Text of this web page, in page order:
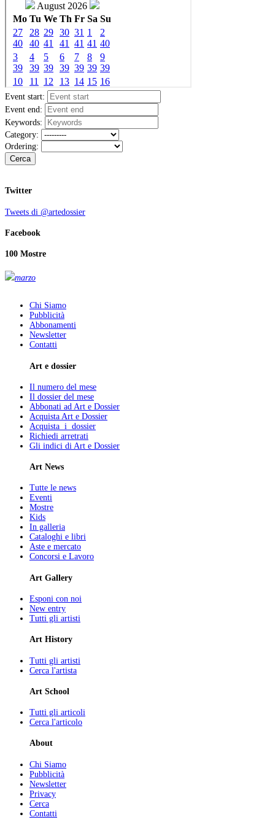
Event start:
Event end:
Keywords:
Category:
Ordering:
Cerca
Twitter
Tweets di @artedossier
Facebook
100 Mostre
marzo
Chi Siamo
Pubblicità
Abbonamenti
Newsletter
Contatti
Art e dossier
Il numero del mese
Il dossier del mese
Abbonati ad Art e Dossier
Acquista Art e Dossier
Acquista i dossier
Richiedi arretrati
Gli indici di Art e Dossier
Art News
Tutte le news
Eventi
Mostre
Kids
In galleria
Cataloghi e libri
Aste e mercato
Concorsi e Lavoro
Art Gallery
Esponi con noi
New entry
Tutti gli artisti
Art History
Tutti gli artisti
Cerca l'artista
Art School
Tutti gli articoli
Cerca l'articolo
About
Chi Siamo
Pubblicità
Newsletter
Privacy
Cerca
Contatti